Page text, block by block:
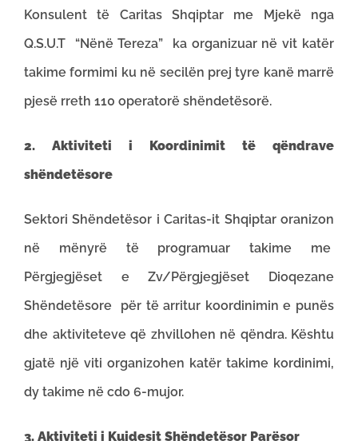
Konsulent të Caritas Shqiptar me Mjekë nga
Q.S.U.T “Nënë Tereza” ka organizuar në vit katër
takime formimi ku në secilën prej tyre kanë marrë
pjesë rreth 110 operatorë shëndetësorë.
2. Aktiviteti i Koordinimit të qëndrave
shëndetësore
Sektori Shëndetësor i Caritas-it Shqiptar oranizon
në mënyrë të programuar takime me
Përgjegjëset e Zv/Përgjegjëset Dioqezane
Shëndetësore për të arritur koordinimin e punës
dhe aktiviteteve që zhvillohen në qëndra. Kështu
gjatë një viti organizohen katër takime kordinimi,
dy takime në cdo 6-mujor.
3. Aktiviteti i Kujdesit Shëndetësor Parësor